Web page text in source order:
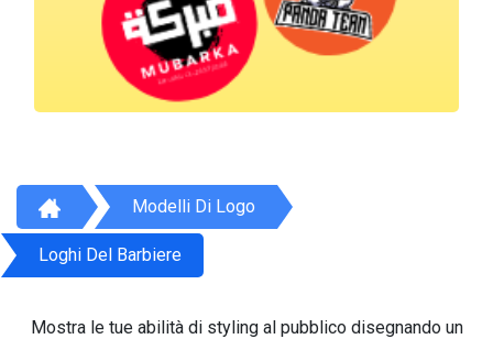
Modelli Di Logo
Loghi Del Barbiere
Mostra le tue abilità di styling al pubblico disegnando un